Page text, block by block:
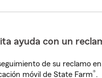
ayuda con un
de su reclamo
móvil de State Farm®.